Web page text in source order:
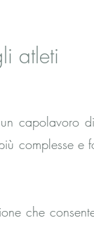
atleti
capolavoro
complesse e
che